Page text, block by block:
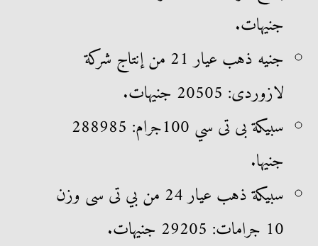
جنيهات.
جنيه ذهب عيار 21 من إنتاج شركة
لازوردى: 20505 جنيهات.
سبيكة بى تى سي 100جرام: 288985
جنيها.
سبيكة ذهب عيار 24 من بي تى سى وزن
10 جرامات: 29205 جنيهات.